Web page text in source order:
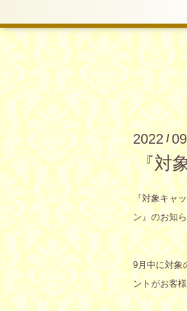
2022/09
『対
『対象キャ
ン』のお知
9月中に対象
ントがお客